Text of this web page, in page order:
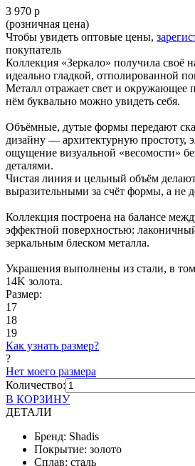
3 970 р
(розничная цена)
Чтобы увидеть оптовые цены,
покупатель
Коллекция «Зеркало» получила своё
идеально гладкой, отполированной
Металл отражает свет и окружающее
нём буквально можно увидеть себя.
Объёмные, дутые формы передают
дизайну — архитектурную простоту,
ощущение визуальной «весомости»
деталями.
Чистая линия и цельный объём
выразительными за счёт формы, а не
Коллекция построена на балансе
эффектной поверхностью: лаконичный
зеркальным блеском металла.
Украшения выполнены из стали, в
14K золота.
Размер:
17
18
19
Как узнать размер?
?
Нет моего размера
Количество:
В КОРЗИНУ
ДЕТАЛИ
Бренд: Shadis
Покрытие: золото
Сплав: сталь